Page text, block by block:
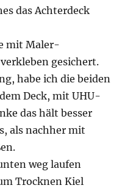
das Achterdeck
mit Maler-
gesichert.
habe ich die beiden
Deck, mit UHU-
das hält besser
als nachher mit
weg laufen
Trocknen Kiel